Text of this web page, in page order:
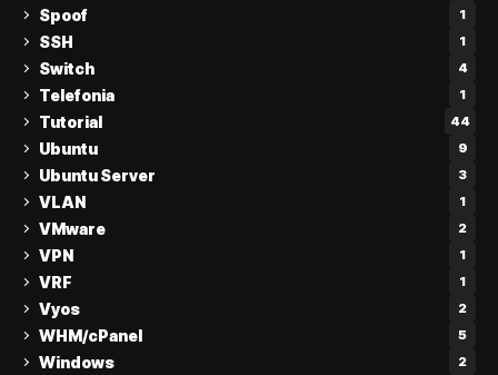
Spoof 1
SSH 1
Switch 4
Telefonia 1
Tutorial 44
Ubuntu 9
Ubuntu Server 3
VLAN 1
VMware 2
VPN 1
VRF 1
Vyos 2
WHM/cPanel 5
Windows 2